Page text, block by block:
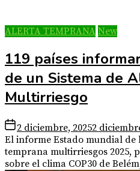
ALERTA TEMPRANA New
119 países
de un Sistema de
Multirriesgo
2 diciembre, 20252
El informe Estado mundial de
temprana multirriesgos 2025,
sobre el clima COP30 de